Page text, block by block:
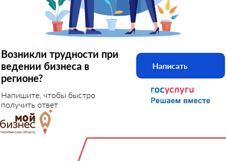
Возникли трудности при
ведении бизнеса в
регионе?
Напишите, чтобы быстро
получить ответ
Написать